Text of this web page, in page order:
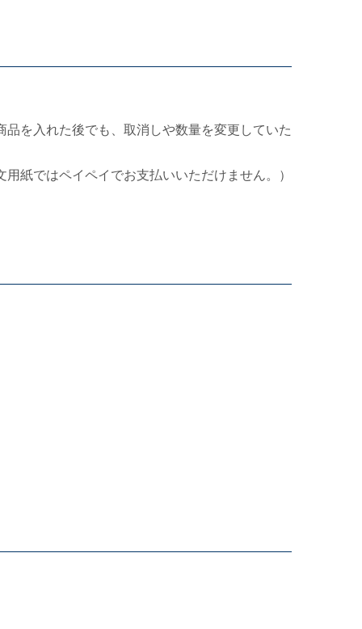
を入れた後でも、取消しや数量を変更していた
紙ではペイペイでお支払いいただけません。）